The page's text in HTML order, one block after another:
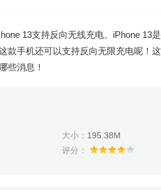
13支持反向无线充电。iPhone 13
款手机还可以支持反向无限充电呢！
些消息！
大小： 195.38M
评分：